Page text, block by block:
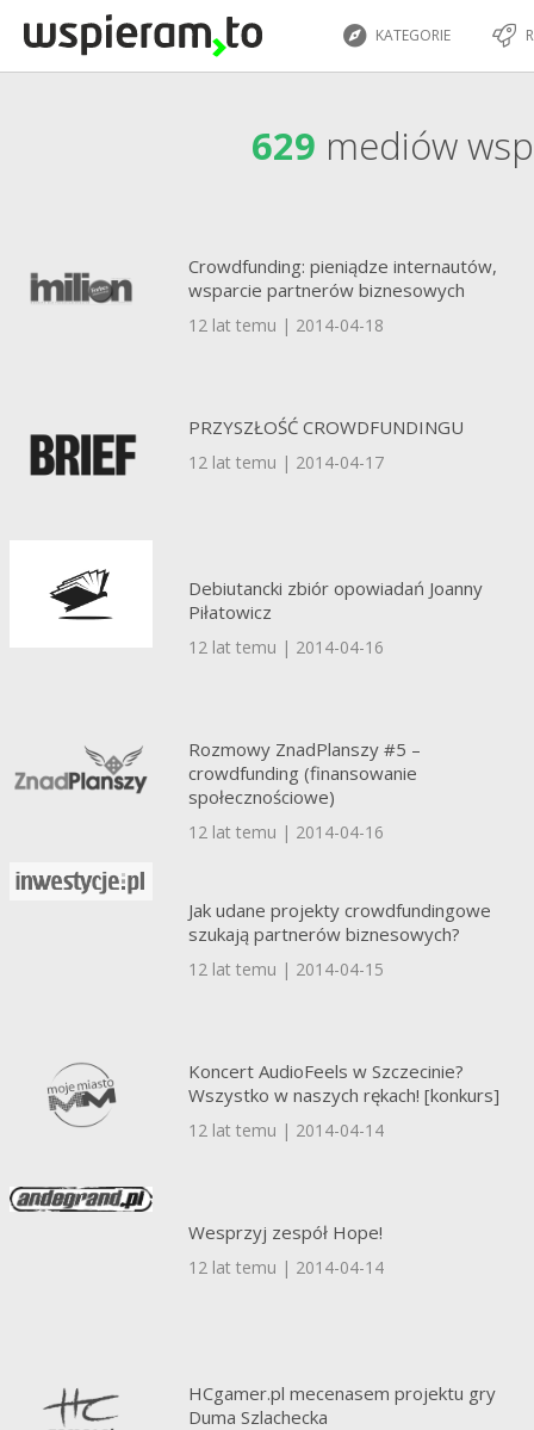
KATEGORIE
629 mediów
Crowdfunding: pieniądze internautów,
wsparcie partnerów biznesowych
12 lat temu | 2014-04-18
PRZYSZŁOŚĆ CROWDFUNDINGU
12 lat temu | 2014-04-17
Debiutancki zbiór opowiadań Joanny
Piłatowicz
12 lat temu | 2014-04-16
Rozmowy ZnadPlanszy #5 –
crowdfunding (finansowanie
społecznościowe)
12 lat temu | 2014-04-16
Jak udane projekty crowdfundingowe
szukają partnerów biznesowych?
12 lat temu | 2014-04-15
Koncert AudioFeels w Szczecinie?
Wszystko w naszych rękach! [konkurs]
12 lat temu | 2014-04-14
Wesprzyj zespół Hope!
12 lat temu | 2014-04-14
HCgamer.pl mecenasem projektu gry
Duma Szlachecka